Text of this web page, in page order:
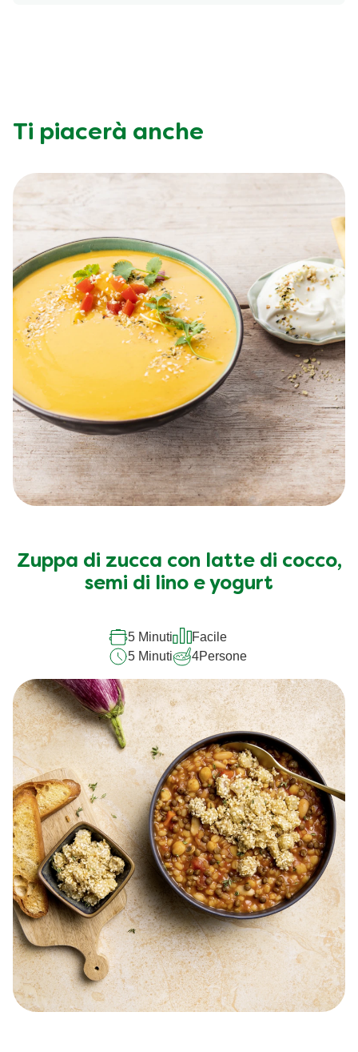
Ti piacerà anche
Zuppa di zucca con latte di cocco,
semi di lino e yogurt
5 Minuti
Facile
5 Minuti
4Persone